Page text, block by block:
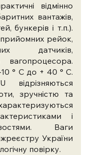
відмінно
вантажів,
бункерів і т.п.).
рейок,
датчиків,
° С до + 40 ° С.
зручністю та
і
Ваги
України
повірку.